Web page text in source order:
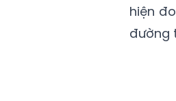
hiện
đường